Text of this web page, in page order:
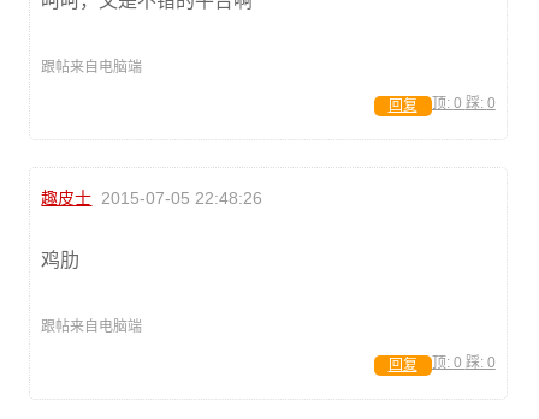
跟帖来自电脑端
顶: 0 踩: 0
回复
趣皮士 2015-07-05 22:48:26
鸡肋
跟帖来自电脑端
顶: 0 踩: 0
回复